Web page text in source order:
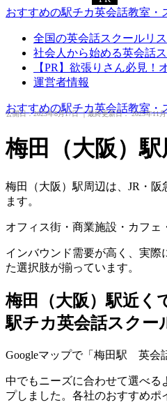
おすすめの駅チカ英会話教室・
全国の英会話スクールリス
社会人から始める英会話
【PR】欲張りさん必見
運営者情報
おすすめの駅チカ英会話教室・
公開日：2023年8月17日｜最終更新日：2025年11
梅田（大阪）
梅田（大阪）駅周辺は、JR・
ます。
オフィス街・商業施設・カフェ
インバウンド需要が高く、実
た選択肢が揃っています。
梅田（大阪）駅近く
駅チカ英会話スクー
Googleマップで「梅田駅 英会
中でもニーズに合わせて選べる
プしました。各社のおすすめポ